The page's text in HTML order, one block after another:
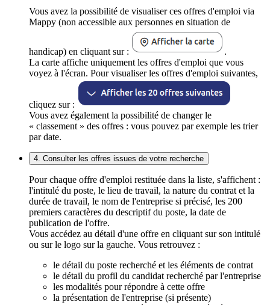
Vous avez la possibilité de visualiser ces offres d'emploi via
Mappy (non accessible aux personnes en situation de
handicap) en cliquant sur :
.
La carte affiche uniquement les offres d'emploi que vous
voyez à l'écran. Pour visualiser les offres d'emploi suivantes,
cliquez sur :
Vous avez également la possibilité de changer le
« classement » des offres : vous pouvez par exemple les trier
par date.
4. Consulter les offres issues de votre recherche
Pour chaque offre d'emploi restituée dans la liste, s'affichent :
l'intitulé du poste, le lieu de travail, la nature du contrat et la
durée de travail, le nom de l'entreprise si précisé, les 200
premiers caractères du descriptif du poste, la date de
publication de l'offre.
Vous accédez au détail d'une offre en cliquant sur son intitulé
ou sur le logo sur la gauche. Vous retrouvez :
le détail du poste recherché et les éléments de contrat
le détail du profil du candidat recherché par l'entreprise
les modalités pour répondre à cette offre
la présentation de l'entreprise (si présente)